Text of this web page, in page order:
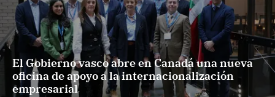
El Gobierno vasco abre en Canadá una nueva
oficina de apoyo a la internacionalización
empresarial